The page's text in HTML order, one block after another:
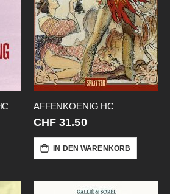
AFFENKOENIG HC
CHF 31.50
IN DEN WARENKORB